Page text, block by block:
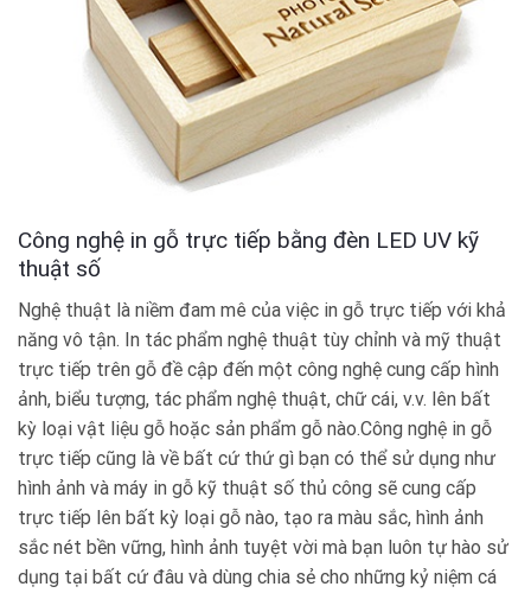
Công nghệ in gỗ trực tiếp bằng đèn LED UV kỹ
thuật số
Nghệ thuật là niềm đam mê của việc in gỗ trực tiếp với khả
năng vô tận. In tác phẩm nghệ thuật tùy chỉnh và mỹ thuật
trực tiếp trên gỗ đề cập đến một công nghệ cung cấp hình
ảnh, biểu tượng, tác phẩm nghệ thuật, chữ cái, v.v. lên bất
kỳ loại vật liệu gỗ hoặc sản phẩm gỗ nào.Công nghệ in gỗ
trực tiếp cũng là về bất cứ thứ gì bạn có thể sử dụng như
hình ảnh và máy in gỗ kỹ thuật số thủ công sẽ cung cấp
trực tiếp lên bất kỳ loại gỗ nào, tạo ra màu sắc, hình ảnh
sắc nét bền vững, hình ảnh tuyệt vời mà bạn luôn tự hào sử
dụng tại bất cứ đâu và dùng chia sẻ cho những kỷ niệm cá